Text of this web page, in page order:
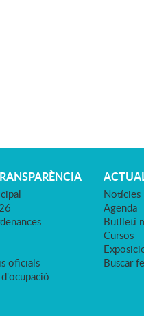
oficials
Notícies
Agenda
Butlletí
Cursos
Buscar